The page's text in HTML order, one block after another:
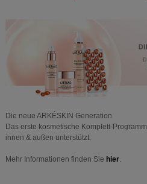
Die neue ARKÉSKIN Generation
Das erste kosmetische Komplett-
innen & außen unterstützt.
Mehr Informationen finden Sie hier.